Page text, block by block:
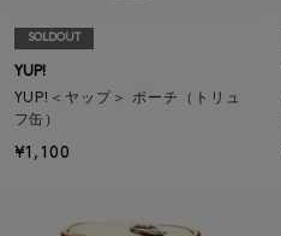
SOLDOUT
YUP!
YUP!＜ヤップ＞ ポーチ（トリュ
フ缶）
¥1,100